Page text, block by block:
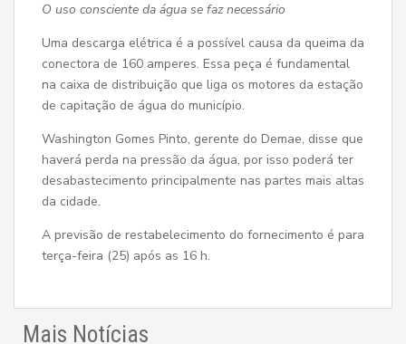
O uso consciente da água se faz necessário
Uma descarga elétrica é a possível causa da queima da
conectora de 160 amperes. Essa peça é fundamental
na caixa de distribuição que liga os motores da estação
de capitação de água do município.
Washington Gomes Pinto, gerente do Demae, disse que
haverá perda na pressão da água, por isso poderá ter
desabastecimento principalmente nas partes mais altas
da cidade.
A previsão de restabelecimento do fornecimento é para
terça-feira (25) após as 16 h.
Mais Notícias